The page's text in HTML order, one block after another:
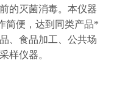
的灭菌消毒。本仪器
简便，达到同类产品*
、食品加工、公共场
样仪器。